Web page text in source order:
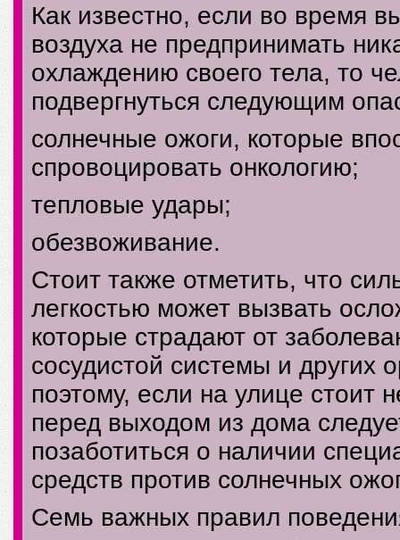
Как известно, если во время
воздуха не предпринимать
охлаждению своего тела, то
подвергнуться следующим
солнечные ожоги, которые
спровоцировать онкологию;
тепловые удары;
обезвоживание.
Стоит также отметить, что
легкостью может вызвать
которые страдают от
сосудистой системы и других
поэтому, если на улице стоит
перед выходом из дома
позаботиться о наличии
средств против солнечных
Семь важных правил